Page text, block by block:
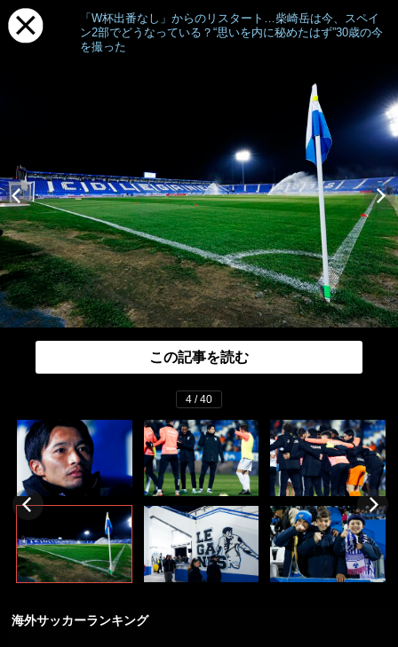
「W杯出番なし」からのリスタート…柴崎岳は今、スペイ
ン2部でどうなっている？“思いを内に秘めたはず”30歳の今
を撮った
この記事を読む
4 / 40
海外サッカーランキング